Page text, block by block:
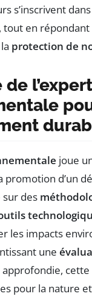
s’inscrivent
, tout en
protection de
joue
promotion d’un
sur des
les impacts
une
approfondie,
pour la nature